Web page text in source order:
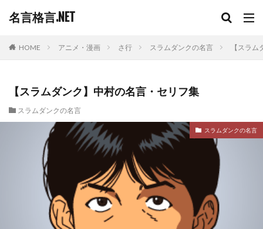
名言格言.NET
HOME アニメ・漫画 さ行 スラムダンクの名言 【スラ
【スラムダンク】中村の名言・セリフ集
スラムダンクの名言
スラムダンクの名言